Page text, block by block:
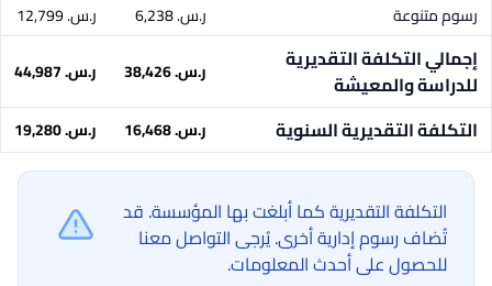
رسوم متنوعة
ر.س.‏ 6,238 ر.س.‏ 12,799
إجمالي التكلفة التقديرية
للدراسة والمعيشة
ر.س.‏ 38,426 ر.س.‏ 44,987
التكلفة التقديرية السنوية ر.س.‏ 16,468 ر.س.‏ 19,280
التكلفة التقديرية كما أبلغت بها المؤسسة. قد
تُضاف رسوم إدارية أخرى. يُرجى التواصل معنا
للحصول على أحدث المعلومات.